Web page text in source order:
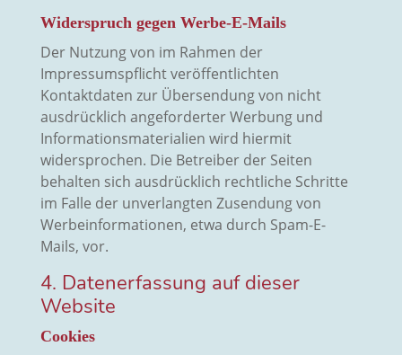
Widerspruch gegen Werbe-E-Mails
Der Nutzung von im Rahmen der
Impressumspflicht veröffentlichten
Kontaktdaten zur Übersendung von nicht
ausdrücklich angeforderter Werbung und
Informationsmaterialien wird hiermit
widersprochen. Die Betreiber der Seiten
behalten sich ausdrücklich rechtliche Schritte
im Falle der unverlangten Zusendung von
Werbeinformationen, etwa durch Spam-E-
Mails, vor.
4. Datenerfassung auf dieser
Website
Cookies